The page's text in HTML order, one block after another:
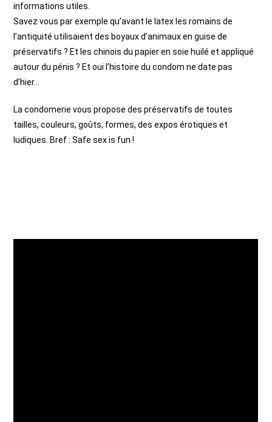
informations utiles.
Savez vous par exemple qu’avant le latex les romains de
l’antiquité utilisaient des boyaux d’animaux en guise de
préservatifs ? Et les chinois du papier en soie huilé et appliqué
autour du pénis ? Et oui l’histoire du condom ne date pas
d’hier…
La condomerie vous propose des préservatifs de toutes
tailles, couleurs, goûts, formes, des expos érotiques et
ludiques. Bref : Safe sex is fun !